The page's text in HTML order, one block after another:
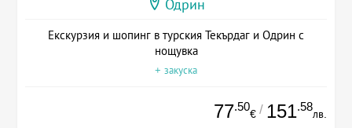
Одрин
Екскурзия и шопинг в турския Текърдаг и Одрин с
нощувка
+ закуска
77.50
€ / 151.58
лв.